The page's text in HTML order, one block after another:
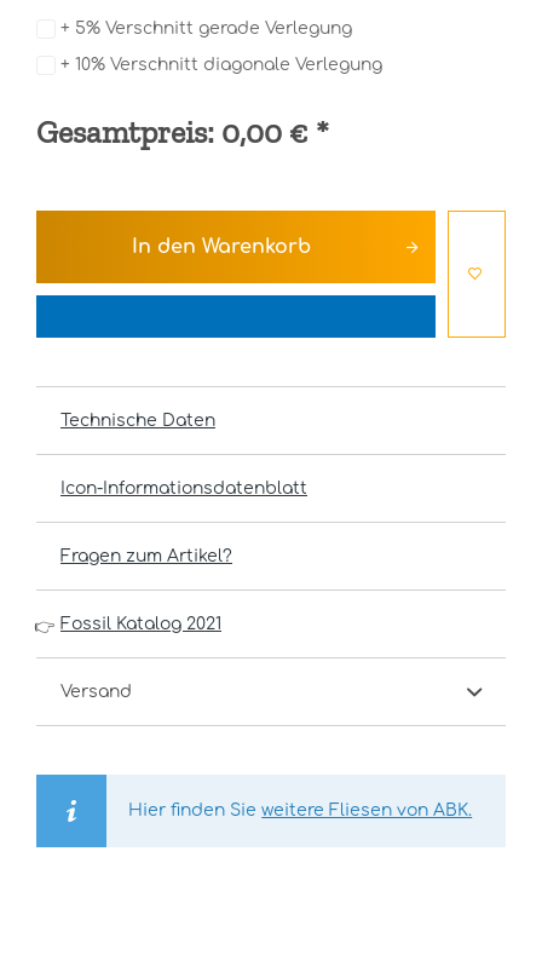
+ 5% Verschnitt gerade Verlegung
+ 10% Verschnitt diagonale Verlegung
Gesamtpreis: 0,00 € *
In den Warenkorb
Technische Daten
Icon-Informationsdatenblatt
Fragen zum Artikel?
👉 Fossil Katalog 2021
Versand
Hier finden Sieweitere Fliesen von ABK.